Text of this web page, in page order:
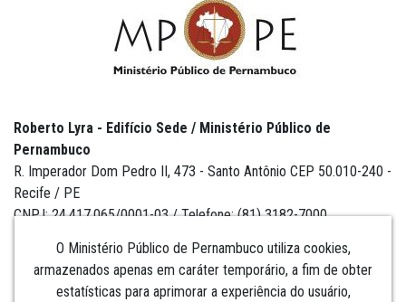
O Ministério Público de Pernambuco utiliza cookies,
armazenados apenas em caráter temporário, a fim de obter
estatísticas para aprimorar a experiência do usuário,
Roberto Lyra - Edifício Sede / Ministério Público de
Pernambuco
R. Imperador Dom Pedro II, 473 - Santo Antônio CEP 50.010-240 -
Recife / PE
CNPJ: 24.417.065/0001-03 / Telefone: (81) 3182-7000
Institucional